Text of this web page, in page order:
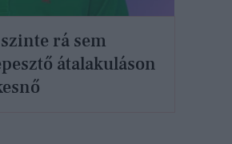
rá sem
átalakuláson